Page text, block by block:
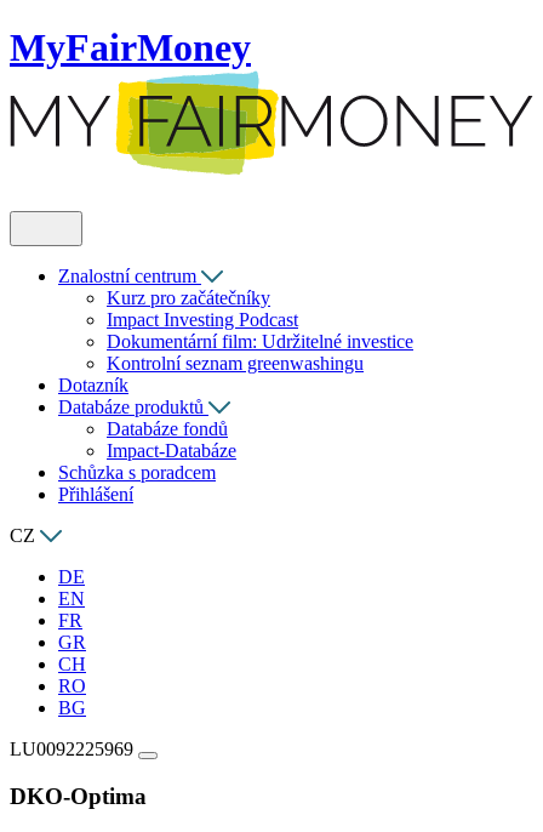
MyFairMoney
Znalostní centrum
Kurz pro začátečníky
Impact Investing Podcast
Dokumentární film: Udržitelné investice
Kontrolní seznam greenwashingu
Dotazník
Databáze produktů
Databáze fondů
Impact-Databáze
Schůzka s poradcem
Přihlášení
CZ
DE
EN
FR
GR
CH
RO
BG
LU0092225969
DKO-Optima